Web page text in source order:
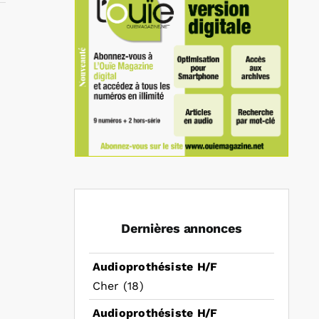
Dernières annonces
Audioprothésiste H/F
Cher (18)
Audioprothésiste H/F